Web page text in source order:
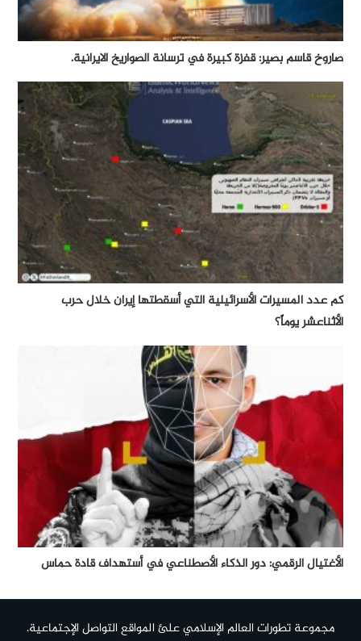
صاروخ قاسم بصير: قفزة كبيرة في ترسانة الصواريخ الايرانية.
كم عدد المسيرات الأسرائيلية التي أسقطتها إيران خلال حرب
الأثناعشر يوماً؟
الأغتيال الرقمي: دور الذكاء الأصطناعي في أستهداف قادة حماس
مجموعة تطورات العالم الإسلامي علئ المواقع التواصل الإجتماعية.